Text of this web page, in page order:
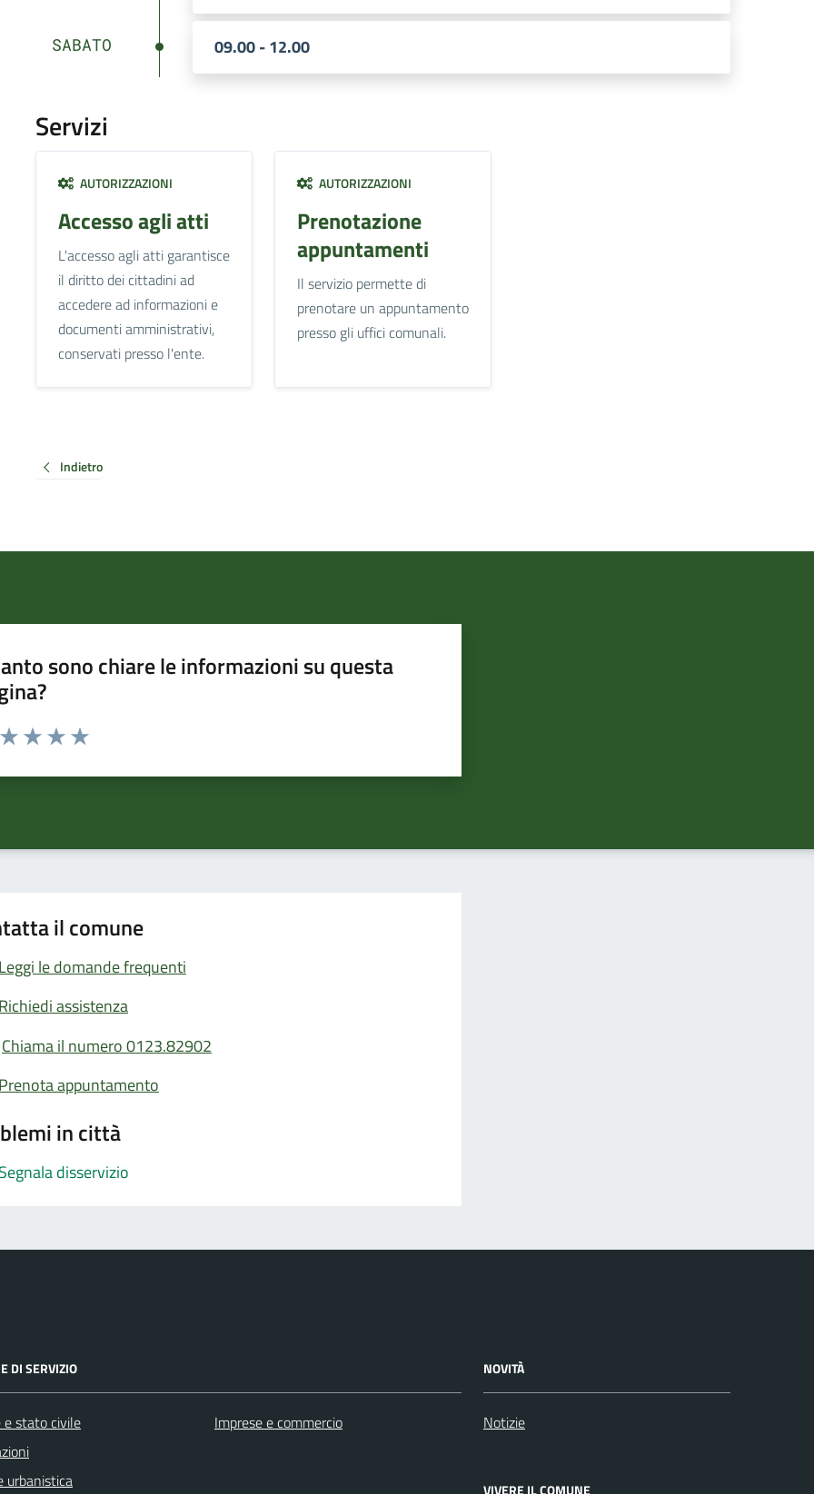
SABATO 09.00 - 12.00
Servizi
AUTORIZZAZIONI
Accesso agli atti
L'accesso agli atti garantisce
il diritto dei cittadini ad
accedere ad informazioni e
documenti amministrativi,
conservati presso l'ente.
AUTORIZZAZIONI
Prenotazione
appuntamenti
Il servizio permette di
prenotare un appuntamento
presso gli uffici comunali.
Indietro
sono chiare le informazioni su questa
da 1 a 5 stelle la pagina
il comune
le domande frequenti
assistenza
Chiama il numero 0123.82902
appuntamento
in città
disservizio
DI SERVIZIO
e stato civile
urbanistica
Imprese e commercio
NOVITÀ
Notizie
VIVERE IL COMUNE